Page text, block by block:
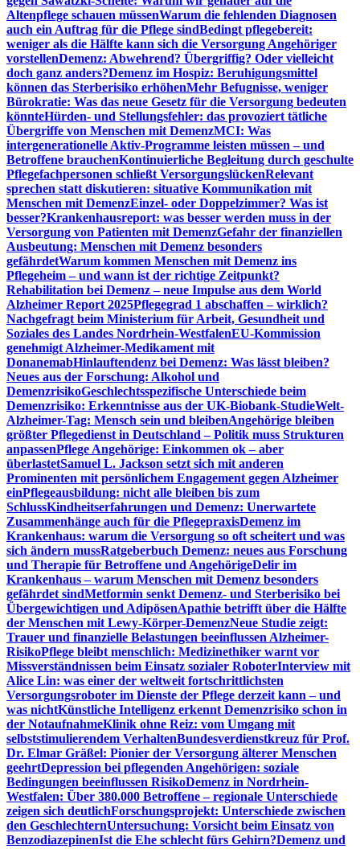
Altenpflege schauen müssenWarum die fehlenden Diagnosen
auch ein Auftrag für die Pflege sindBedingt pflegebereit:
weniger als die Hälfte kann sich die Versorgung Angehöriger
vorstellenDemenz: Abwehrend? Übergriffig? Oder vielleicht
doch ganz anders?Demenz im Hospiz: Beruhigungsmittel
können das Sterberisiko erhöhenMehr Befugnisse, weniger
Bürokratie: Was das neue Gesetz für die Versorgung bedeuten
könnteHürden- und Stellungsfehler: das provoziert tätliche
Übergriffe von Menschen mit DemenzMCI: Was
intergenerationelle Aktiv-Programme leisten müssen – und
Betroffene brauchenKontinuierliche Begleitung durch geschulte
Pflegefachpersonen schließt VersorgungslückenRelevant
sprechen statt diskutieren: situative Kommunikation mit
Menschen mit DemenzEinzel- oder Doppelzimmer? Was ist
besser?Krankenhausreport: was besser werden muss in der
Versorgung von Patienten mit DemenzGefahr der finanziellen
Ausbeutung: Menschen mit Demenz besonders
gefährdetWarum kommen Menschen mit Demenz ins
Pflegeheim – und wann ist der richtige Zeitpunkt?
Rehabilitation bei Demenz – neue Impulse aus dem World
Alzheimer Report 2025Pflegegrad 1 abschaffen – wirklich?
Nachgefragt beim Ministerium für Arbeit, Gesundheit und
Soziales des Landes Nordrhein-WestfalenEU-Kommission
genehmigt Alzheimer-Medikament mit
DonanemabHinlauftendenz bei Demenz: Was lässt bleiben?
Neues aus der Forschung: Alkohol und
DemenzrisikoGeschlechtsspezifische Unterschiede beim
Demenzrisiko: Erkenntnisse aus der UK-Biobank-StudieWelt-
Alzheimer-Tag: Mensch sein und bleibenAngehörige bleiben
größter Pflegedienst in Deutschland – Politik muss Strukturen
anpassenPflege Angehörige: Einkommen ok – aber
überlastetSamuel L. Jackson setzt sich mit anderen
Prominenten mit persönlichem Engagement gegen Alzheimer
einPflegeausbildung: nicht alle bleiben bis zum
SchlussKindheitserfahrungen und Demenz: Unerwartete
Zusammenhänge auch für die PflegepraxisDemenz im
Krankenhaus: warum die Versorgung so oft scheitert und was
sich ändern mussRatgeberbuch Demenz: neues aus Forschung
und Therapie für Betroffene und AngehörigeDelir im
Krankenhaus – warum Menschen mit Demenz besonders
gefährdet sindMetformin senkt Demenz- und Sterberisiko bei
Übergewichtigen und AdipösenApathie betrifft über die Hälfte
der Menschen mit Lewy-Körper-DemenzNeue Studie zeigt:
Trauer und finanzielle Belastungen beeinflussen Alzheimer-
RisikoPflege bleibt menschlich: Medizinethiker warnt vor
Missverständnissen beim Einsatz sozialer RoboterInterview mit
Alice Lin: was einer der weltweit fortschrittlichsten
Versorgungsroboter im Dienste der Pflege derzeit kann – und
was nichtKünstliche Intelligenz erkennt Demenzrisiko schon in
der NotaufnahmeKlinik ohne Reiz: vom Umgang mit
selbststimulierendem VerhaltenBundesverdienstkreuz für Prof.
Dr. Elmar Gräßel: Pionier der Versorgung älterer Menschen
geehrtDepression bei pflegenden Angehörigen: soziale
Bedingungen beeinflussen RisikoDemenz in Nordrhein-
Westfalen: Über 380.000 Betroffene – regionale Unterschiede
zeigen sich deutlichForschungsprojekt: Unterschiede zwischen
den GeschlechternUntersuchung: Vorsicht beim Einsatz von
BenzodiazepinenIst die Ehe schlecht fürs Gehirn?Demenz und